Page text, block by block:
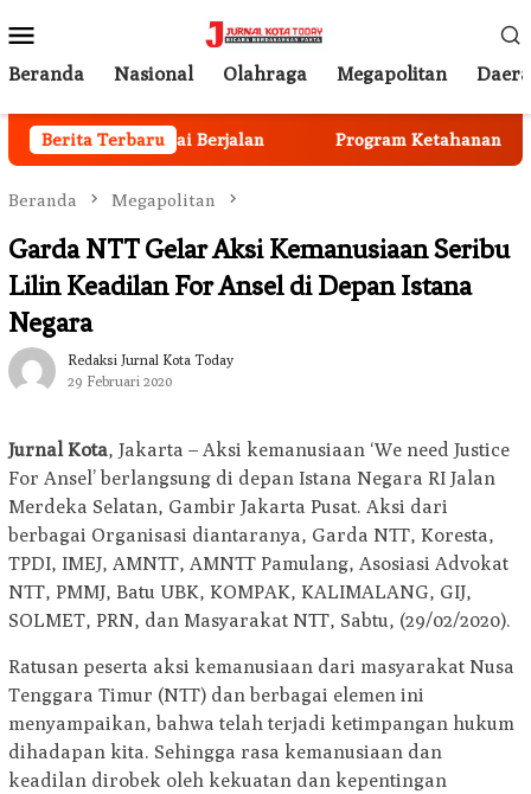
ke
kontenMobile
Beranda Nasional Olahraga Megapolitan
Berita Terbaru
Anggota Mulai Berjalan Program Ketahanan
Beranda Megapolitan
Garda NTT Gelar Aksi Kemanusiaan Seribu
Lilin Keadilan For Ansel di Depan Istana
Negara
Redaksi Jurnal Kota Today
29 Februari 2020
Jurnal Kota, Jakarta – Aksi kemanusiaan ‘We need Justice
For Ansel’ berlangsung di depan Istana Negara RI Jalan
Merdeka Selatan, Gambir Jakarta Pusat. Aksi dari
berbagai Organisasi diantaranya, Garda NTT, Koresta,
TPDI, IMEJ, AMNTT, AMNTT Pamulang, Asosiasi Advokat
NTT, PMMJ, Batu UBK, KOMPAK, KALIMALANG, GIJ,
SOLMET, PRN, dan Masyarakat NTT, Sabtu, (29/02/2020).
Ratusan peserta aksi kemanusiaan dari masyarakat Nusa
Tenggara Timur (NTT) dan berbagai elemen ini
menyampaikan, bahwa telah terjadi ketimpangan hukum
dihadapan kita. Sehingga rasa kemanusiaan dan
keadilan dirobek oleh kekuatan dan kepentingan